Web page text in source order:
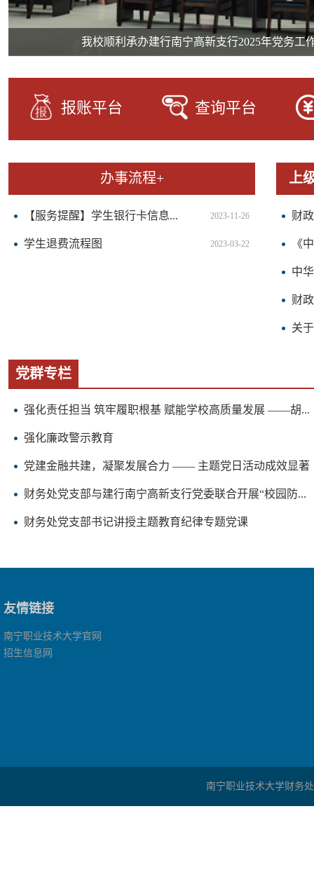
我校顺利承办建行南宁高新支行2025年党务工
报账平台 查询平台
办事流程+
2023-11-26
【服务提醒】学生银行卡信息...
2023-03-22
学生退费流程图
上
财
《
中
财
关
南
南
南
党群专栏
强化责任担当 筑牢履职根基 赋能学校高质量发展 ——胡...
强化廉政警示教育
党建金融共建，凝聚发展合力 —— 主题党日活动成效显著
财务处党支部与建行南宁高新支行党委联合开展“校园防...
财务处党支部书记讲授主题教育纪律专题党课
友情链接
南宁职业技术大学官网
招生信息网
南宁职业技术大学财务